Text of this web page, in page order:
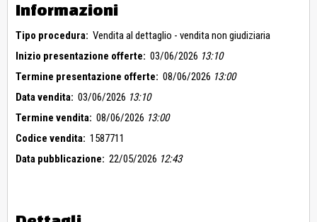
Informazioni
Tipo procedura: Vendita al dettaglio - vendita non giudiziaria
Inizio presentazione offerte: 03/06/2026 13:10
Termine presentazione offerte: 08/06/2026 13:00
Data vendita: 03/06/2026 13:10
Termine vendita: 08/06/2026 13:00
Codice vendita: 1587711
Data pubblicazione: 22/05/2026 12:43